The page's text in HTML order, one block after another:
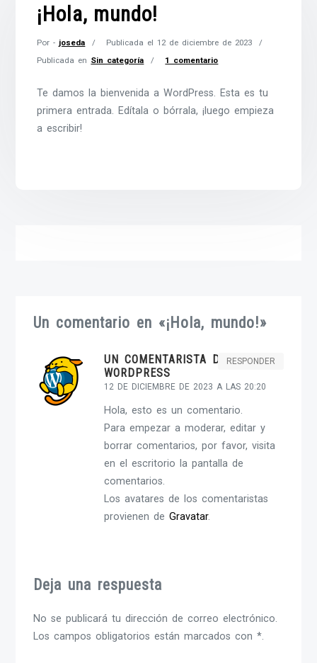
¡Hola, mundo!
Por - joseda Publicada el12 de diciembre de 2023
Publicada en Sin categoría 1 comentario
Te damos la bienvenida a WordPress. Esta es tu
primera entrada. Edítala o bórrala, ¡luego empieza
a escribir!
Un comentario en «¡Hola, mundo!»
UN COMENTARISTA DE
WORDPRESS
12 DE DICIEMBRE DE 2023 A LAS 20:20
RESPONDER
Hola, esto es un comentario.
Para empezar a moderar, editar y
borrar comentarios, por favor, visita
en el escritorio la pantalla de
comentarios.
Los avatares de los comentaristas
provienen deGravatar.
Deja una respuesta
No se publicará tu dirección de correo electrónico.
Los campos obligatorios están marcados con *.